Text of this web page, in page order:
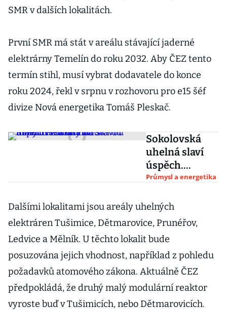
SMR v dalších lokalitách.
První SMR má stát v areálu stávající jaderné
elektrárny Temelín do roku 2032. Aby ČEZ tento
termín stihl, musí vybrat dodavatele do konce
roku 2024, řekl v srpnu v rozhovoru pro e15 šéf
divize Nová energetika Tomáš Pleskač.
Sokolovská
uhelná slaví
úspěch.
Získala dotaci
vlády na
stavbu malých
reaktorů
Průmysl a energetika
Dalšími lokalitami jsou areály uhelných
elektráren Tušimice, Dětmarovice, Prunéřov,
Ledvice a Mělník. U těchto lokalit bude
posuzována jejich vhodnost, například z pohledu
požadavků atomového zákona. Aktuálně ČEZ
předpokládá, že druhý malý modulární reaktor
vyroste buď v Tušimicích, nebo Dětmarovicích.